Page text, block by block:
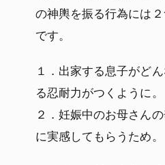
の神輿を振る行為には
です。
１．出家する息子がど
る忍耐力がつくように。
２．妊娠中のお母さん
に実感してもらうため。